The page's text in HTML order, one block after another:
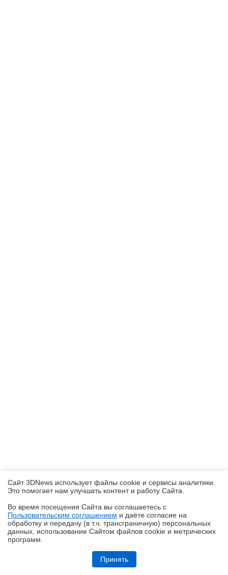
Ryzen и двухранговая DDR5: проверяем комплект G.Skill Trident Z5
Сайт 3DNews использует файлы cookie и сервисы аналитики.
Это помогает нам улучшать контент и работу Cайта.
Во время посещения Cайта вы соглашаетесь с
Пользовательским соглашением и даёте согласие на
обработку и передачу (в т.ч. трансграничную) персональных
данных, использование Cайтом файлов cookie и метрических
программ.
Принять